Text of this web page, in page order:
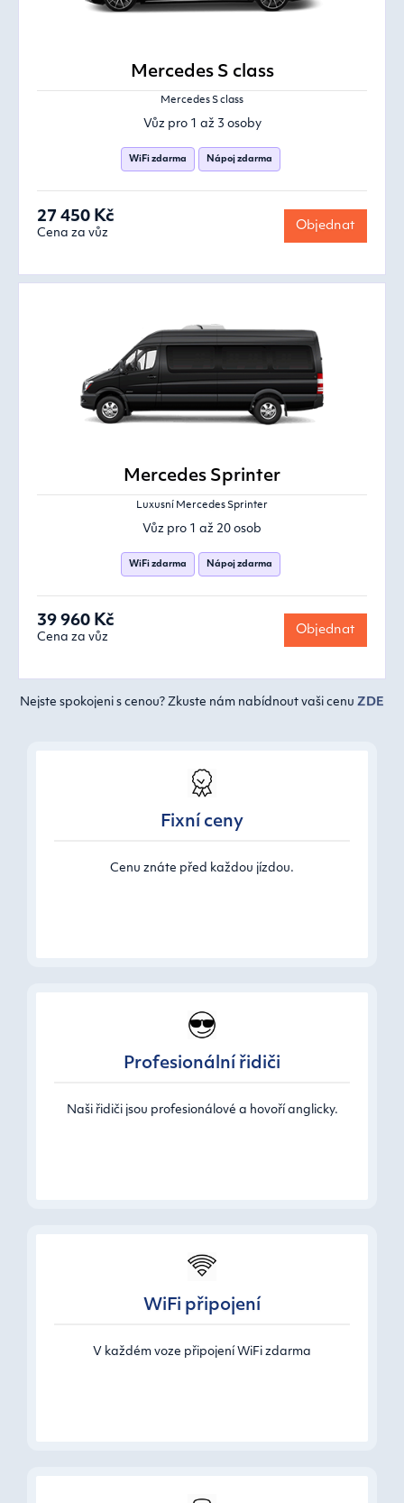
Mercedes S class
Mercedes S class
Vůz pro 1 až 3 osoby
WiFi zdarma Nápoj zdarma
27 450 Kč
Cena za vůz
Objednat
Mercedes Sprinter
Luxusní Mercedes Sprinter
Vůz pro 1 až 20 osob
WiFi zdarma Nápoj zdarma
39 960 Kč
Cena za vůz
Objednat
Nejste spokojeni s cenou? Zkuste nám nabídnout vaši cenu ZDE
Fixní ceny
Cenu znáte před každou jízdou.
Profesionální řidiči
Naši řidiči jsou profesionálové a hovoří anglicky.
WiFi připojení
V každém voze připojení WiFi zdarma